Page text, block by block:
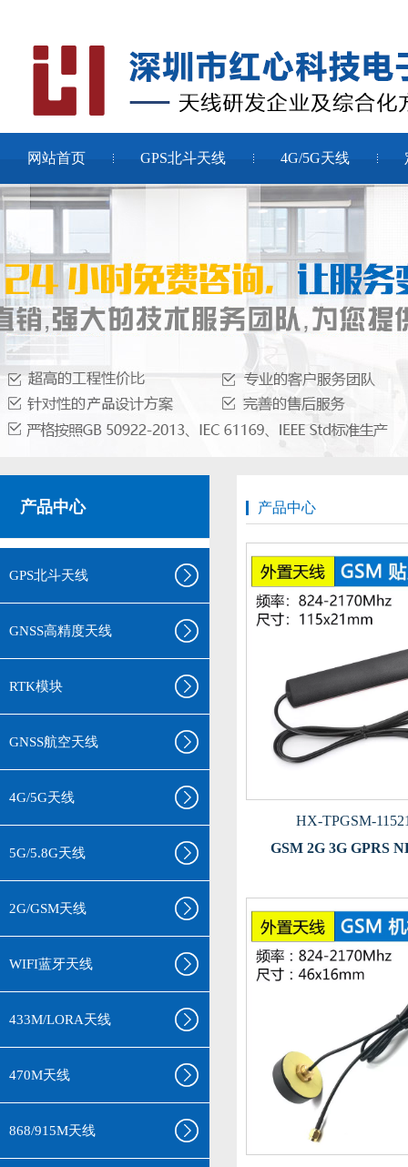
网站首页 GPS北斗天线 4G/5G天线
产品中心
GPS北斗天线
GNSS高精度天线
RTK模块
GNSS航空天线
4G/5G天线
5G/5.8G天线
2G/GSM天线
WIFI蓝牙天线
433M/LORA天线
470M天线
868/915M天线
产品中心
HX-TPGSM-
GSM 2G 3G GPRS